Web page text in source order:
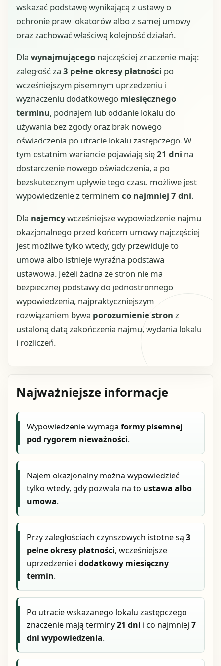
wskazać podstawę wynikającą z ustawy o
ochronie praw lokatorów albo z samej umowy
oraz zachować właściwą kolejność działań.
Dla wynajmującego najczęściej znaczenie mają:
zaległość za 3 pełne okresy płatności po
wcześniejszym pisemnym uprzedzeniu i
wyznaczeniu dodatkowego miesięcznego
terminu, podnajem lub oddanie lokalu do
używania bez zgody oraz brak nowego
oświadczenia po utracie lokalu zastępczego. W
tym ostatnim wariancie pojawiają się21 dni na
dostarczenie nowego oświadczenia, a po
bezskutecznym upływie tego czasu możliwe jest
wypowiedzenie z terminem co najmniej 7 dni.
Dla najemcywcześniejsze wypowiedzenie najmu
okazjonalnego przed końcem umowy najczęściej
jest możliwe tylko wtedy, gdy przewiduje to
umowa albo istnieje wyraźna podstawa
ustawowa. Jeżeli żadna ze stron nie ma
bezpiecznej podstawy do jednostronnego
wypowiedzenia, najpraktyczniejszym
rozwiązaniem bywa porozumienie stron z
ustaloną datą zakończenia najmu, wydania lokalu
i rozliczeń.
Najważniejsze informacje
Wypowiedzenie wymagaformy pisemnej
pod rygorem nieważności.
Najem okazjonalny można wypowiedzieć
tylko wtedy, gdy pozwala na to ustawa albo
umowa.
Przy zaległościach czynszowych istotne są3
pełne okresy płatności, wcześniejsze
uprzedzenie idodatkowy miesięczny
termin.
Po utracie wskazanego lokalu zastępczego
znaczenie mają terminy21 dni i co najmniej7
dni wypowiedzenia.